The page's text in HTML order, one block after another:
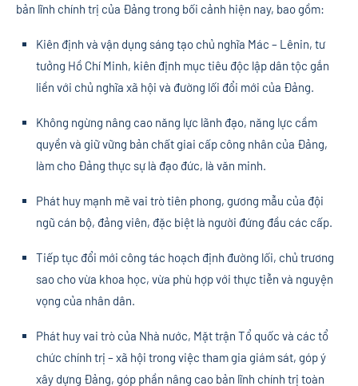
bản lĩnh chính trị của Đảng trong bối cảnh hiện nay, bao gồm:
Kiên định và vận dụng sáng tạo chủ nghĩa Mác – Lênin, tư
tưởng Hồ Chí Minh, kiên định mục tiêu độc lập dân tộc gắn
liền với chủ nghĩa xã hội và đường lối đổi mới của Đảng.
Không ngừng nâng cao năng lực lãnh đạo, năng lực cầm
quyền và giữ vững bản chất giai cấp công nhân của Đảng,
làm cho Đảng thực sự là đạo đức, là văn minh.
Phát huy mạnh mẽ vai trò tiên phong, gương mẫu của đội
ngũ cán bộ, đảng viên, đặc biệt là người đứng đầu các cấp.
Tiếp tục đổi mới công tác hoạch định đường lối, chủ trương
sao cho vừa khoa học, vừa phù hợp với thực tiễn và nguyện
vọng của nhân dân.
Phát huy vai trò của Nhà nước, Mặt trận Tổ quốc và các tổ
chức chính trị – xã hội trong việc tham gia giám sát, góp ý
xây dựng Đảng, góp phần nâng cao bản lĩnh chính trị toàn